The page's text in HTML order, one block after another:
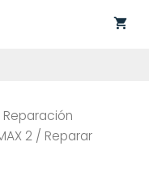
Reparación
2 / Reparar